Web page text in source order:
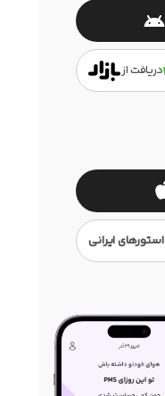
دریافت از
استور‌های ایرانی